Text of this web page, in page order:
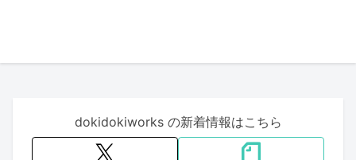
dokidokiworks の新着情報はこちら